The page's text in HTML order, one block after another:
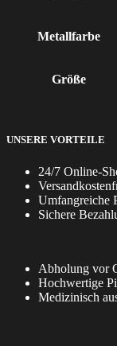
Metallfarbe
Größe
UNSERE VORTEILE
24/7 Online-
Umfangreiche
Sichere
Abholung vor
Hochwertige
Medizinisch